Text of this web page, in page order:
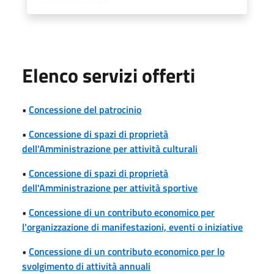
Elenco servizi offerti
• Concessione del patrocinio
• Concessione di spazi di proprietà
dell'Amministrazione per attività culturali
• Concessione di spazi di proprietà
dell'Amministrazione per attività sportive
• Concessione di un contributo economico per
l'organizzazione di manifestazioni, eventi o iniziative
• Concessione di un contributo economico per lo
svolgimento di attività annuali